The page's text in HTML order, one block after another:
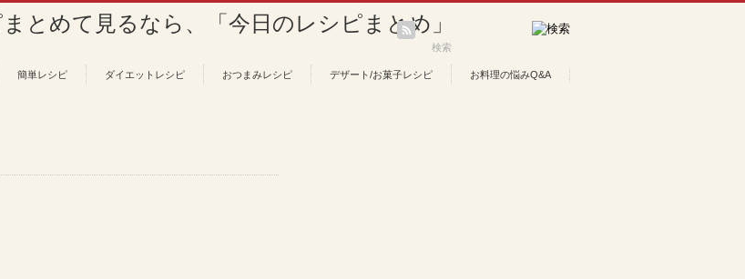
簡単レシピ ダイエットレシピ おつまみレシピ デザート/お菓子レシピ お料理の悩みQ&A